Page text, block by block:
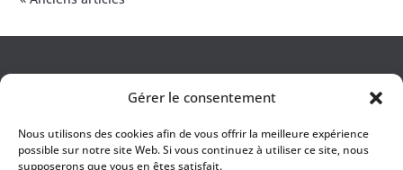
Gérer le consentement
Nous utilisons des cookies afin de vous offrir la meilleure expérience
possible sur notre site Web. Si vous continuez à utiliser ce site, nous
supposerons que vous en êtes satisfait.
Alizé Studio
© 2023 –Allié Conseil SARL – Tous droits réservés